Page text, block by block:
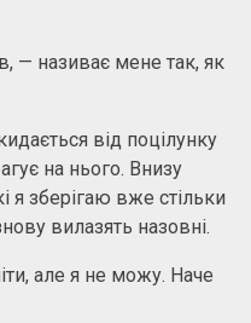
— називає мене так, як
від поцілунку
на нього. Внизу
я зберігаю вже стільки
вилазять назовні.
але я не можу. Наче